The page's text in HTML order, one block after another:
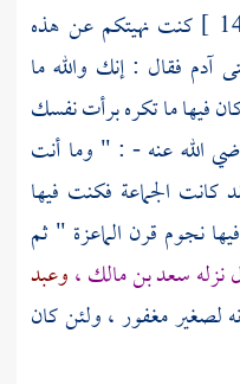
كنت نهيتكم عن هذه
آدم فقال : إنك والله ما
كان فيها ما تكره برأت نفسك
الله عنه - : " وما أنت
كانت الجماعة فكنت فيها
نجوم قرن الماعزة " ثم
نزلهسعد بن مالك،وعبد
لصغير مغفور ، ولئن كان